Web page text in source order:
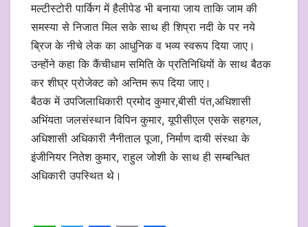
मल्टीस्टोरी पार्किग में हैलीपेड भी बनाया जाय ताकि जाम की
समस्या से निजात मिल सके साथ ही शिप्रा नदी के पर नये
ब्रिज के नीचे लेक का आधुनिक व भव्य स्वरूप दिया जाए।
उन्होंने कहा कि कैंचीधाम समिति के प्रतिनिधियों के साथ बैठक
कर शीघ्र प्रोजेक्ट को अन्तिम रूप दिया जाए।
बैठक में उपजिलाधिकारी प्रमोद कुमार,बीसी पंत,अधिशासी
अभिंयता जलसंस्थान विपिन कुमार, यूपीसीएल एसके सहगल,
अधिशासी अधिकारी नैनीताल पूजा, निर्माण दायी संस्था के
इंजीनियर नितेश कुमार, राहुल जोशी के साथ ही सम्बन्धित
अधिकारी उपस्थित थे।